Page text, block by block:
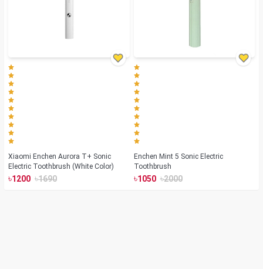
Xiaomi Enchen Aurora T+ Sonic
Electric Toothbrush (White Color)
৳1200 ৳1690
Enchen Mint 5 Sonic Electric
Toothbrush
৳1050 ৳2000